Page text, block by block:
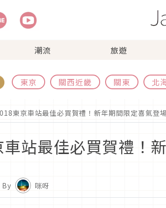
潮流 旅遊
東京 關西近畿 關東 北
東京車站最佳必買賀禮！新年期間限定喜氣登場
站最佳必買賀禮！
By 咪呀